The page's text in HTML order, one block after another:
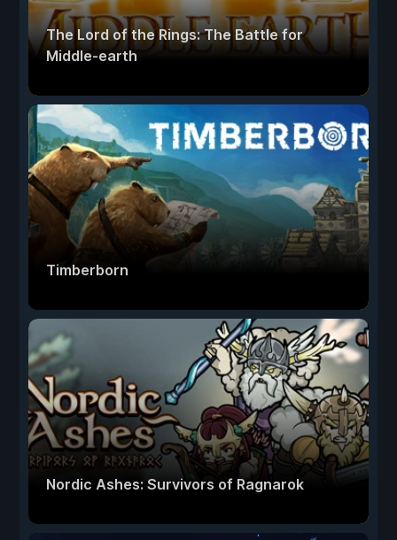
The Lord of the Rings: The Battle for
Middle-earth
Timberborn
Nordic Ashes: Survivors of Ragnarok